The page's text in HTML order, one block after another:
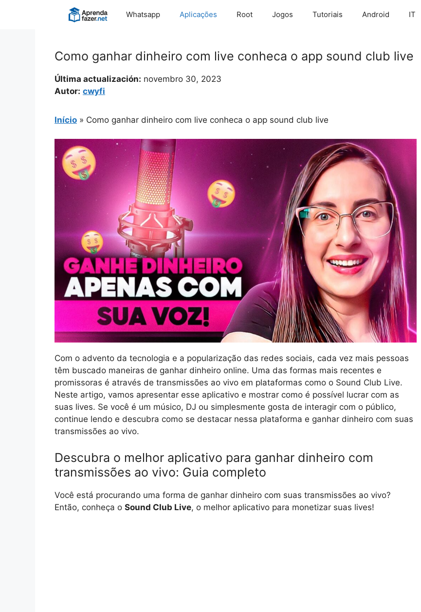
Whatsapp Aplicações Root Jogos Tutoriais Android IT
Como ganhar dinheiro com live conheca o app sound club live
Última actualización: novembro 30, 2023
Autor: cwyfi
Início » Como ganhar dinheiro com live conheca o app sound club live
Com o advento da tecnologia e a popularização das redes sociais, cada vez mais pessoas
têm buscado maneiras de ganhar dinheiro online. Uma das formas mais recentes e
promissoras é através de transmissões ao vivo em plataformas como o Sound Club Live.
Neste artigo, vamos apresentar esse aplicativo e mostrar como é possível lucrar com as
suas lives. Se você é um músico, DJ ou simplesmente gosta de interagir com o público,
continue lendo e descubra como se destacar nessa plataforma e ganhar dinheiro com suas
transmissões ao vivo.
Descubra o melhor aplicativo para ganhar dinheiro com
transmissões ao vivo: Guia completo
Você está procurando uma forma de ganhar dinheiro com suas transmissões ao vivo?
Então, conheça o Sound Club Live, o melhor aplicativo para monetizar suas lives!